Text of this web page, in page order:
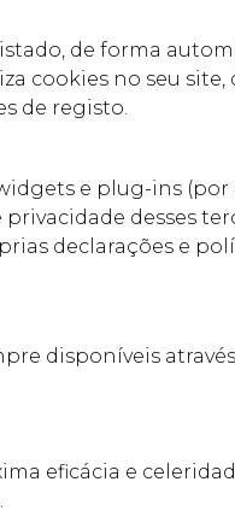
de forma
cookies no seu site,
de registo.
e plug-ins (por
desses
declarações e
disponíveis
eficácia e